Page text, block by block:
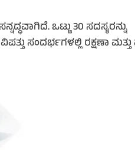
ಒಟ್ಟು 30 ಸದಸ್ಯರನ್ನು
ಸಂದರ್ಭಗಳಲ್ಲಿ ರಕ್ಷಣಾ